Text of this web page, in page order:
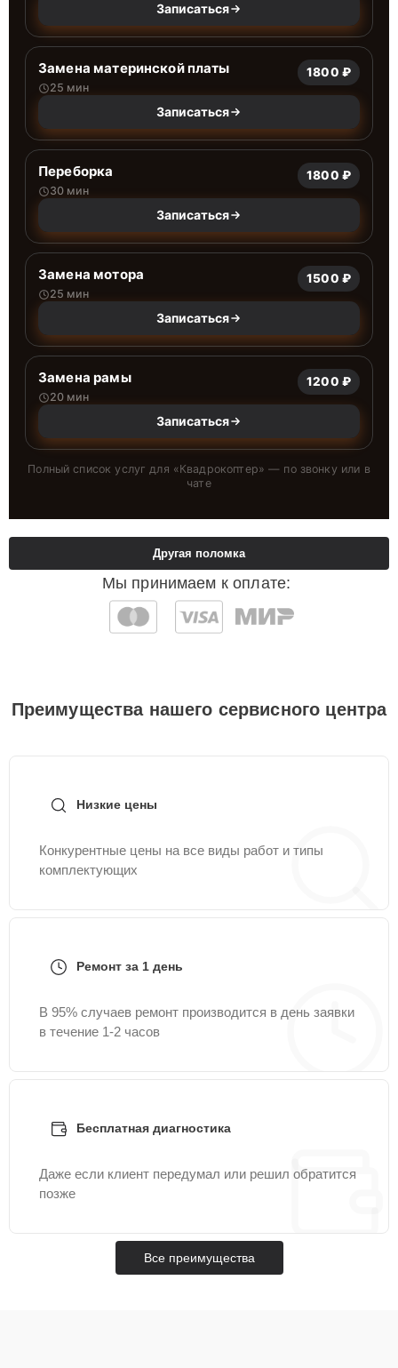
Записаться
Замена материнской платы
25 мин
1800 ₽
Записаться
Переборка
30 мин
1800 ₽
Записаться
Замена мотора
25 мин
1500 ₽
Записаться
Замена рамы
20 мин
1200 ₽
Записаться
Полный список услуг для «Квадрокоптер» — по звонку или в
чате
Мы принимаем к оплате:
Другая поломка
Преимущества нашего сервисного центра
Низкие цены
Конкурентные цены на все виды работ и типы
комплектующих
Ремонт за 1 день
В 95% случаев ремонт производится в день заявки
в течение 1-2 часов
Бесплатная диагностика
Даже если клиент передумал или решил обратится
позже
Все преимущества